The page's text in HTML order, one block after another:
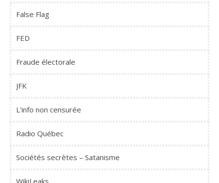
False Flag
FED
Fraude électorale
JFK
L'info non censurée
Radio Québec
Sociétés secrètes – Satanisme
WikiLeaks